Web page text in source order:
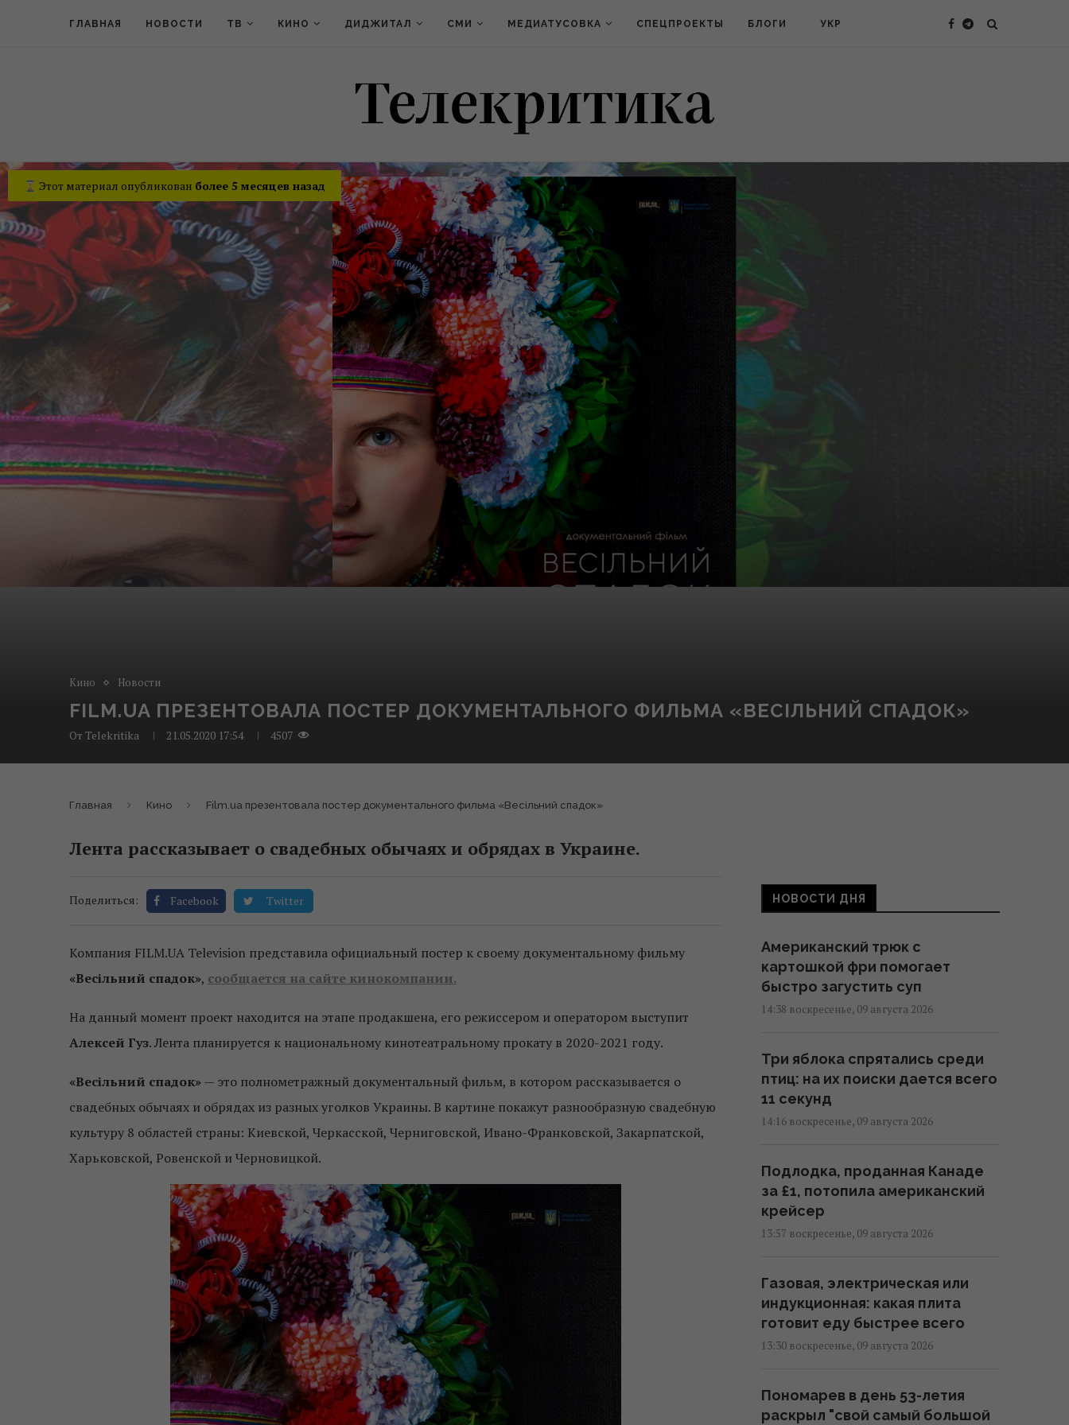
ГЛАВНАЯ НОВОСТИ ТВ КИНО ДИДЖИТАЛ СМИ МЕДИАТУСОВКА СПЕЦПРОЕКТЫ БЛОГИ УКР
Этот материал опубликован более 5 месяцев назад
Кино Новости
FILM.UA ПРЕЗЕНТОВАЛА ПОСТЕР ДОКУМЕНТАЛЬНОГО ФИЛЬМА «ВЕСІЛЬНИЙ СПАДОК»
От Telekritika 21.05.2020 17:54 4507
Главная Кино Film.ua презентовала постер документального фильма «Весільний спадок»
Лента рассказывает о свадебных обычаях и обрядах в Украине.
Поделиться: Facebook Twitter
Компания FILM.UA Television представила официальный постер к своему документальному фильму
«Весільний спадок», сообщается на сайте кинокомпании.
На данный момент проект находится на этапе продакшена, его режиссером и оператором выступит
Алексей Гуз. Лента планируется к национальному кинотеатральному прокату в 2020-2021 году.
«Весільний спадок»— это полнометражный документальный фильм, в котором рассказывается о
свадебных обычаях и обрядах из разных уголков Украины. В картине покажут разнообразную свадебную
культуру 8 областей страны: Киевской, Черкасской, Черниговской, Ивано-Франковской, Закарпатской,
Харьковской, Ровенской и Черновицкой.
НОВОСТИ ДНЯ
Американский трюк с
картошкой фри помогает
быстро загустить суп
14:38 воскресенье, 09 августа 2026
Три яблока спрятались среди
птиц: на их поиски дается всего
11 секунд
14:16 воскресенье, 09 августа 2026
Подлодка, проданная Канаде
за £1, потопила американский
крейсер
13:57 воскресенье, 09 августа 2026
Газовая, электрическая или
индукционная: какая плита
готовит еду быстрее всего
13:30 воскресенье, 09 августа 2026
Пономарев в день 53-летия
раскрыл "свой самый большой